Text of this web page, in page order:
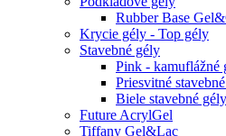
Rubber Base
Krycie gély - Top gély
Stavebné gély
Pink - kamuflážné
Priesvitné
Biele stavebné gély
Future AcrylGel
Tiffany Gel&Lac